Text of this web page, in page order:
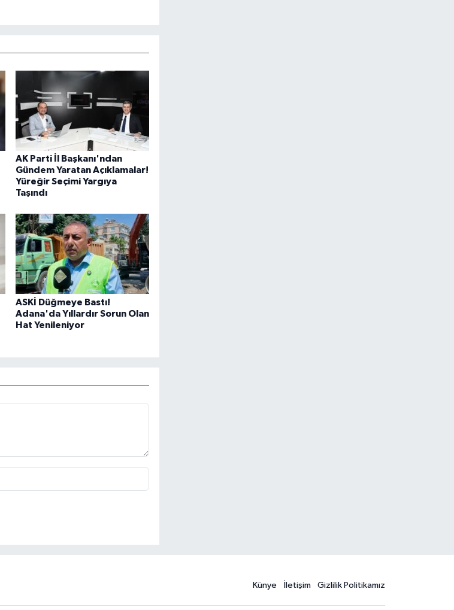
AK Parti İl Başkanı'ndan
Gündem Yaratan Açıklamalar!
Yüreğir Seçimi Yargıya
Taşındı
ASKİ Düğmeye Bastı!
Adana'da Yıllardır Sorun Olan
Hat Yenileniyor
Künye İletişim Gizlilik Politikamız